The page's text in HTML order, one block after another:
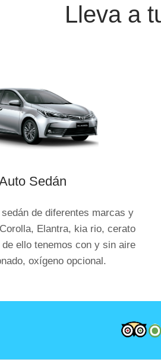
Lleva a
Sedán
de diferentes marcas y
Elantra, kia rio, cerato
ello tenemos con y sin aire
oxígeno opcional.